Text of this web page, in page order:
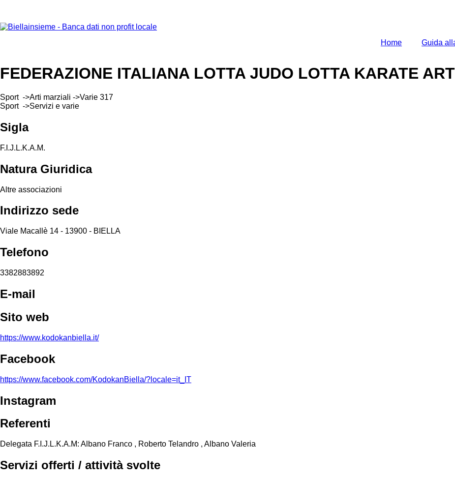
Home Guida
FEDERAZIONE ITALIANA LOTTA JUDO LOTTA KARATE
Sport ->Arti marziali ->Varie 317
Sport ->Servizi e varie
Sigla
F.I.J.L.K.A.M.
Natura Giuridica
Altre associazioni
Indirizzo sede
Viale Macallè 14 - 13900 - BIELLA
Telefono
3382883892
E-mail
Sito web
https://www.kodokanbiella.it/
Facebook
https://www.facebook.com/KodokanBiella/?locale=it_IT
Instagram
Referenti
Delegata F.I.J.L.K.A.M: Albano Franco , Roberto Telandro , Albano Valeria
Servizi offerti / attività svolte